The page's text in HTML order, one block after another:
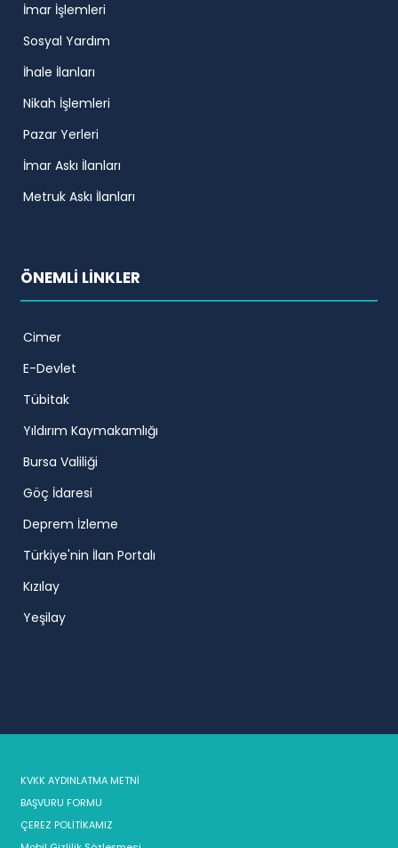
İmar İşlemleri
Sosyal Yardım
İhale İlanları
Nikah İşlemleri
Pazar Yerleri
İmar Askı İlanları
Metruk Askı İlanları
ÖNEMLİ LİNKLER
Cimer
E-Devlet
Tübitak
Yıldırım Kaymakamlığı
Bursa Valiliği
Göç İdaresi
Deprem İzleme
Türkiye'nin İlan Portalı
Kızılay
Yeşilay
KVKK AYDINLATMA METNİ
BAŞVURU FORMU
ÇEREZ POLİTİKAMIZ